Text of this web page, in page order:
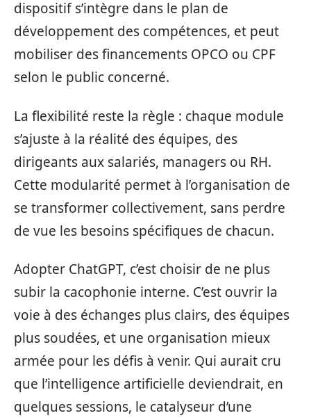
dispositif s’intègre dans le plan de
développement des compétences, et peut
mobiliser des financements OPCO ou CPF
selon le public concerné.
La flexibilité reste la règle : chaque module
s’ajuste à la réalité des équipes, des
dirigeants aux salariés, managers ou RH.
Cette modularité permet à l’organisation de
se transformer collectivement, sans perdre
de vue les besoins spécifiques de chacun.
Adopter ChatGPT, c’est choisir de ne plus
subir la cacophonie interne. C’est ouvrir la
voie à des échanges plus clairs, des équipes
plus soudées, et une organisation mieux
armée pour les défis à venir. Qui aurait cru
que l’intelligence artificielle deviendrait, en
quelques sessions, le catalyseur d’une